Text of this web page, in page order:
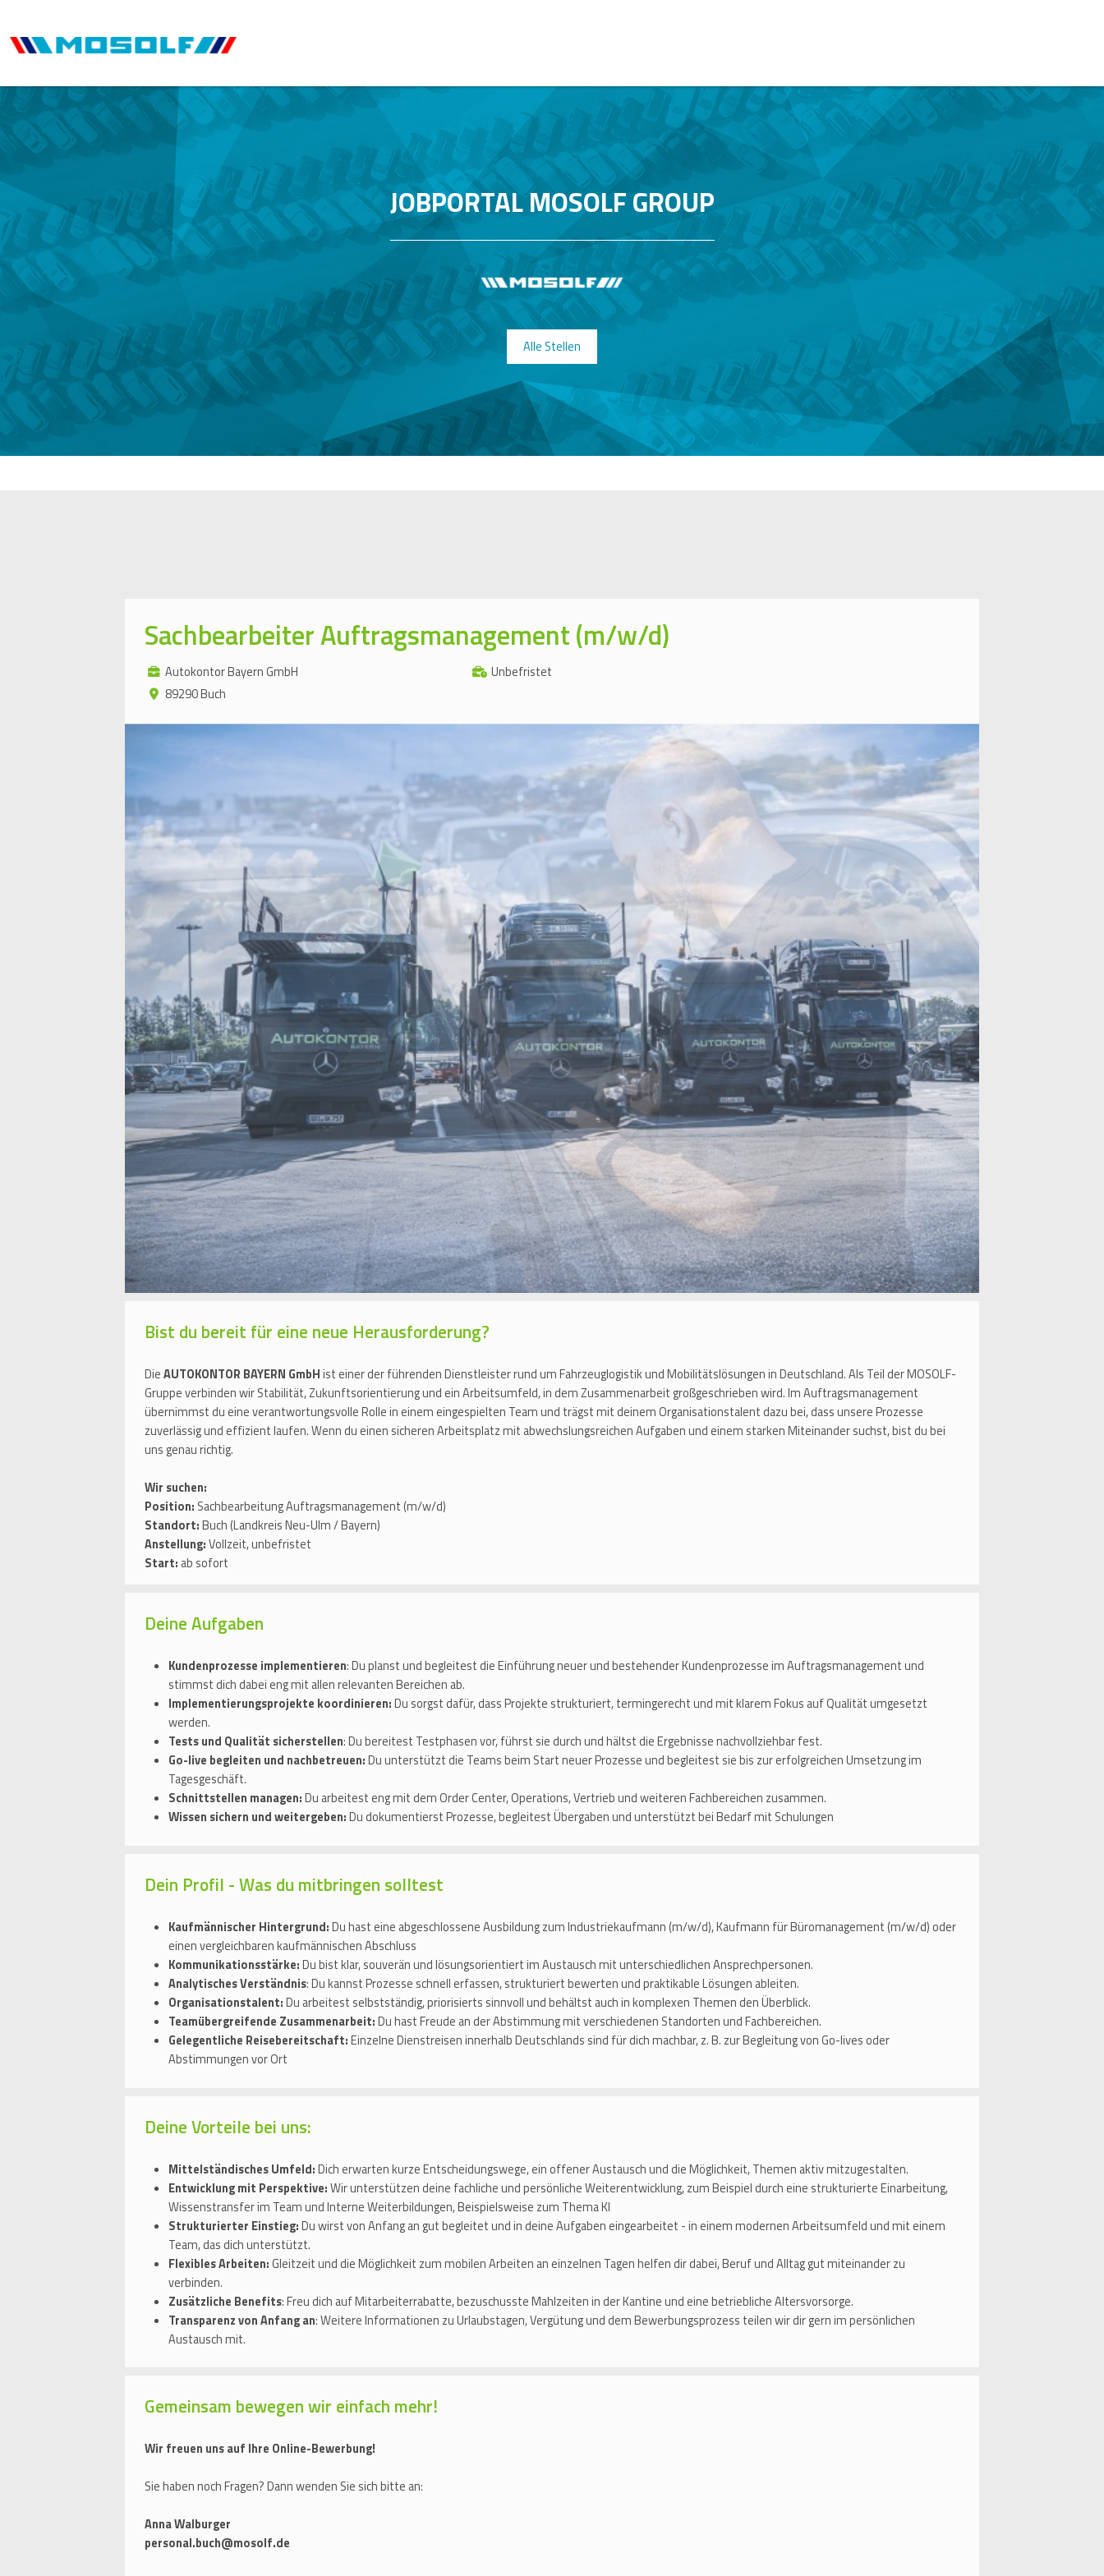
JOBPORTAL MOSOLF GROUP
Alle Stellen
Sachbearbeiter Auftragsmanagement (m/w/d)
Autokontor Bayern GmbH
89290 Buch
Unbefristet
Bist du bereit für eine neue Herausforderung?
DieAUTOKONTOR BAYERN GmbHist einer der führenden Dienstleister rund um Fahrzeuglogistik und Mobilitätslösungen in Deutschland. Als Teil der MOSOLF-
Gruppe verbinden wir Stabilität, Zukunftsorientierung und ein Arbeitsumfeld, in dem Zusammenarbeit großgeschrieben wird. Im Auftragsmanagement
übernimmst du eine verantwortungsvolle Rolle in einem eingespielten Team und trägst mit deinem Organisationstalent dazu bei, dass unsere Prozesse
zuverlässig und effizient laufen. Wenn du einen sicheren Arbeitsplatz mit abwechslungsreichen Aufgaben und einem starken Miteinander suchst, bist du bei
uns genau richtig.
Wir suchen:
Position: Sachbearbeitung Auftragsmanagement (m/w/d)
Standort:Buch (Landkreis Neu-Ulm / Bayern)
Anstellung:Vollzeit, unbefristet
Start: ab sofort
Deine Aufgaben
Kundenprozesse implementieren: Du planst und begleitest die Einführung neuer und bestehender Kundenprozesse im Auftragsmanagement und
stimmst dich dabei eng mit allen relevanten Bereichen ab.
Implementierungsprojekte koordinieren:Du sorgst dafür, dass Projekte strukturiert, termingerecht und mit klarem Fokus auf Qualität umgesetzt
werden.
Tests und Qualität sicherstellen: Du bereitest Testphasen vor, führst sie durch und hältst die Ergebnisse nachvollziehbar fest.
Go-live begleiten und nachbetreuen:Du unterstützt die Teams beim Start neuer Prozesse und begleitest sie bis zur erfolgreichen Umsetzung im
Tagesgeschäft.
Schnittstellen managen:Du arbeitest eng mit dem Order Center, Operations, Vertrieb und weiteren Fachbereichen zusammen.
Wissen sichern und weitergeben:Du dokumentierst Prozesse, begleitest Übergaben und unterstützt bei Bedarf mit Schulungen
Dein Profil - Was du mitbringen solltest
Kaufmännischer Hintergrund:Du hast eine abgeschlossene Ausbildung zum Industriekaufmann (m/w/d), Kaufmann für Büromanagement (m/w/d) oder
einen vergleichbaren kaufmännischen Abschluss
Kommunikationsstärke:Du bist klar, souverän und lösungsorientiert im Austausch mit unterschiedlichen Ansprechpersonen.
Analytisches Verständnis: Du kannst Prozesse schnell erfassen, strukturiert bewerten und praktikable Lösungen ableiten.
Organisationstalent:Du arbeitest selbstständig, priorisierts sinnvoll und behältst auch in komplexen Themen den Überblick.
Teamübergreifende Zusammenarbeit:Du hast Freude an der Abstimmung mit verschiedenen Standorten und Fachbereichen.
Gelegentliche Reisebereitschaft:Einzelne Dienstreisen innerhalb Deutschlands sind für dich machbar, z. B. zur Begleitung von Go-lives oder
Abstimmungen vor Ort
Deine Vorteile bei uns:
Mittelständisches Umfeld:Dich erwarten kurze Entscheidungswege, ein offener Austausch und die Möglichkeit, Themen aktiv mitzugestalten.
Entwicklung mit Perspektive:Wir unterstützen deine fachliche und persönliche Weiterentwicklung, zum Beispiel durch eine strukturierte Einarbeitung,
Wissenstransfer im Team und Interne Weiterbildungen, Beispielsweise zum Thema KI
Strukturierter Einstieg:Du wirst von Anfang an gut begleitet und in deine Aufgaben eingearbeitet - in einem modernen Arbeitsumfeld und mit einem
Team, das dich unterstützt.
Flexibles Arbeiten:Gleitzeit und die Möglichkeit zum mobilen Arbeiten an einzelnen Tagen helfen dir dabei, Beruf und Alltag gut miteinander zu
verbinden.
Zusätzliche Benefits: Freu dich auf Mitarbeiterrabatte, bezuschusste Mahlzeiten in der Kantine und eine betriebliche Altersvorsorge.
Transparenz von Anfang an: Weitere Informationen zu Urlaubstagen, Vergütung und dem Bewerbungsprozess teilen wir dir gern im persönlichen
Austausch mit.
Gemeinsam bewegen wir einfach mehr!
Wir freuen uns auf Ihre Online-Bewerbung!
Sie haben noch Fragen? Dann wenden Sie sich bitte an:
Anna Walburger
personal.buch@mosolf.de